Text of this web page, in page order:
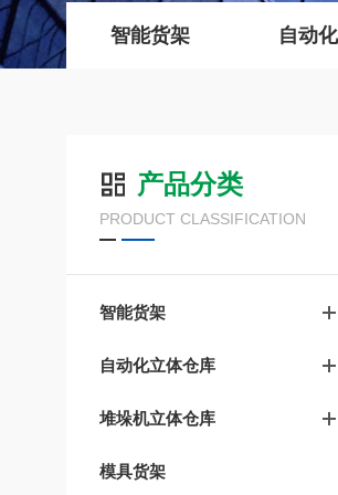
智能货架 自动
产品分类
PRODUCT CLASSIFICATION
智能货架
自动化立体仓库
堆垛机立体仓库
模具货架